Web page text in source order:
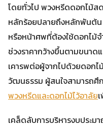
โดยทั่วไป พวงหรีดดอกไม้ส
หลักร้อยปลายถึงหลักพันต้น
หรือหน้าศพที่ต้องใช้ดอกไม้
ช่วงราคากว้างขึ้นตามขนาด
เคารพต่อผู้จากไปด้วยดอกไ
วัฒนธรรม ผู้สนใจสามารถศึ
พวงหรีดและดอกไม้ไว้อาลัย
เคล็ดลับการบริหารงบประม